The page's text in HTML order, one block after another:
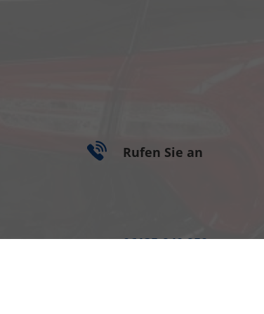
Rufen Sie an
06135-940 950